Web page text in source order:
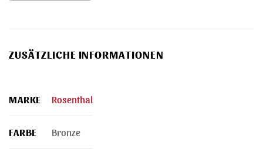
ZUSÄTZLICHE INFORMATIONEN
MARKE Rosenthal
FARBE Bronze